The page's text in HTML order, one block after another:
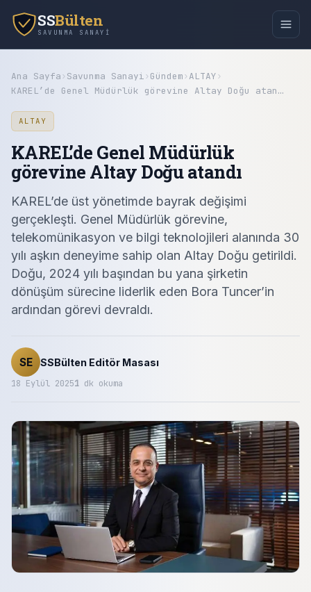
SSBülten
SAVUNMA SANAYI
Ana Sayfa› Savunma Sanayi› Gündem› ALTAY›
KAREL’de Genel Müdürlük görevine Altay Doğu atan…
ALTAY
KAREL’de Genel Müdürlük
görevine Altay Doğu atandı
KAREL’de üst yönetimde bayrak değişimi
gerçekleşti. Genel Müdürlük görevine,
telekomünikasyon ve bilgi teknolojileri alanında 30
yılı aşkın deneyime sahip olan Altay Doğu getirildi.
Doğu, 2024 yılı başından bu yana şirketin
dönüşüm sürecine liderlik eden Bora Tuncer’in
ardından görevi devraldı.
SE SSBülten Editör Masası
18 Eylül 20251 dk okuma